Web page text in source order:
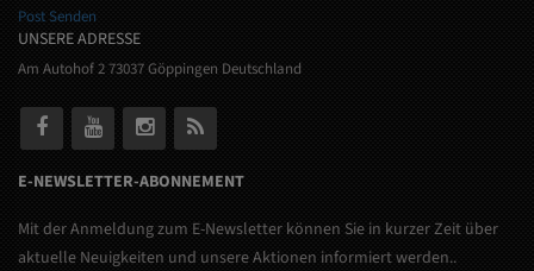
Post Senden
UNSERE ADRESSE
Am Autohof 2 73037 Göppingen Deutschland
E-NEWSLETTER-ABONNEMENT
Mit der Anmeldung zum E-Newsletter können Sie in kurzer Zeit über
aktuelle Neuigkeiten und unsere Aktionen informiert werden..